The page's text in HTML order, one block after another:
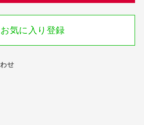
お気に入り登録